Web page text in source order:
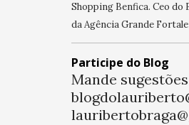
Shopping Benfica. Ceo
da Agência Grande
Participe do Blog
Mande